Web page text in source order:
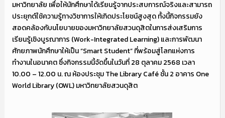
มหาวิทยาลัย เพื่อให้นักศึกษาได้เรียนรู้จากประสบการณ์จริงและสามารถ
ประยุกต์ใช้ความรู้ทางวิชาการให้เกิดประโยชน์สูงสุด ทั้งนี้กิจกรรมยัง
สอดคล้องกับนโยบายของมหาวิทยาลัยสวนดุสิตในการส่งเสริมการ
เรียนรู้เชิงบูรณาการ (Work-Integrated Learning) และการพัฒนา
ศักยภาพนักศึกษาให้เป็น “Smart Student” ที่พร้อมสู่โลกแห่งการ
ทำงานในอนาคต ซึ่งกิจกรรมนี้จัดขึ้นในวันที่ 28 ตุลาคม 2568 เวลา
10.00 – 12.00 น. ณ ห้องประชุม The Library Café ชั้น 2 อาคาร One
World Library (OWL) มหาวิทยาลัยสวนดุสิต